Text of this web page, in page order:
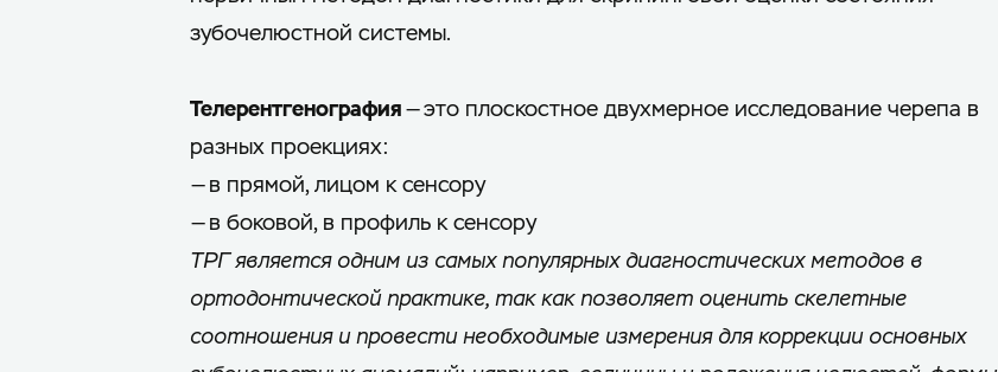
зубочелюстной системы.
Телерентгенография— это плоскостное двухмерное исследование черепа в
разных проекциях:
— в прямой, лицом к сенсору
— в боковой, в профиль к сенсору
ТРГ является одним из самых популярных диагностических методов в
ортодонтической практике, так как позволяет оценить скелетные
соотношения и провести необходимые измерения для коррекции основных